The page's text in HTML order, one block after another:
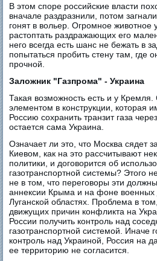
В этом споре российские власти
вначале раздразнили, потом
гонят в вольер. Огромное животное
растоптать раздражающих его
него всегда есть шанс не бежать в
попытаться пробить стену там, где
прочной.
Заложник "Газпрома" - Украина
Такая возможность есть и у
элементом в конструкции, которая
Россию сохранить транзит газа
остается сама Украина.
Означает ли это, что Москва сядет
Киевом, как на это рассчитывают
политики, и договорится об
газотранспортной системы? Этого
не в том, что переговоры эти
аннексии Крыма и на фоне военных
Луганской областях. Проблема в
движущих причин конфликта на
России получить контроль над
газотранспортной системой. Иначе
контроль над Украиной, Россия на
ее территорию не согласится.